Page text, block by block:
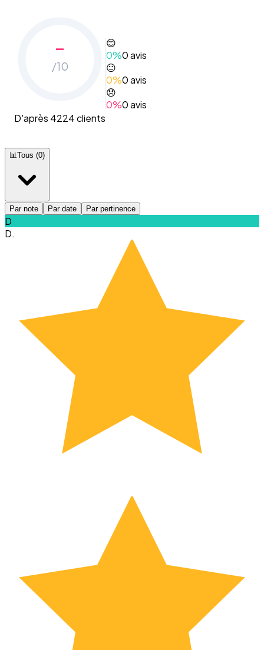
-
/10
D'après 4224 clients
😊
0%0avis
😐
0%0avis
😞
0%0avis
📊Tous (0)
Par note Par date Par pertinence
D
D.